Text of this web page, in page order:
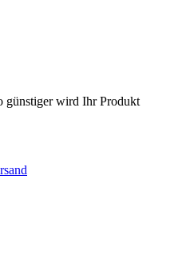
günstiger wird Ihr Produkt